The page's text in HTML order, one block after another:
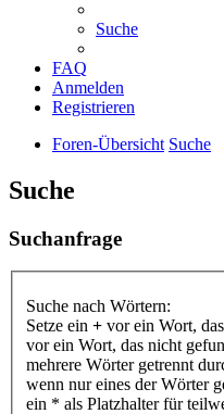
Suche
FAQ
Anmelden
Registrieren
Foren-Übersicht Suche
Suche
Suchanfrage
Suche nach Wörtern:
Setze ein + vor ein Wort,
vor ein Wort, das nicht
mehrere Wörter getrennt
wenn nur eines der Wörter
ein * als Platzhalter für